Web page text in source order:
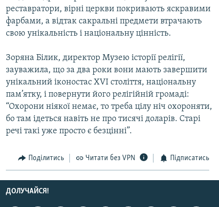
реставратори, вірні церкви покривають яскравими
фарбами, а відтак сакральні предмети втрачають
свою унікальність і національну цінність.
Зоряна Білик, директор Музею історії релігії,
зауважила, що за два роки вони мають завершити
унікальний іконостас ХVІ століття, національну
пам’ятку, і повернути його релігійній громаді:
“Охорони ніякої немає, то треба цілу ніч охороняти,
бо там ідеться навіть не про тисячі доларів. Старі
речі такі уже просто є безцінні”.
Поділитись Читати без VPN Підписатись
ДОЛУЧАЙСЯ!